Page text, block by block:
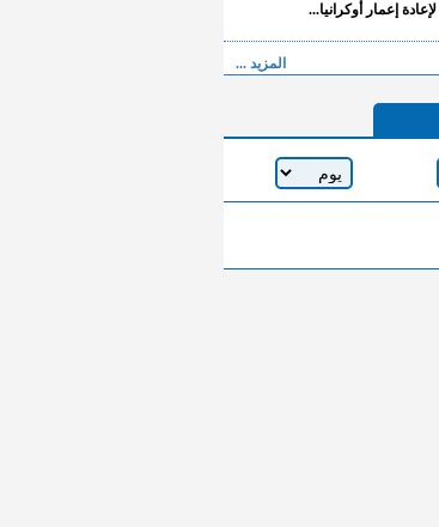
لإعادة إعمار أوكرانيا...
المزيد ...